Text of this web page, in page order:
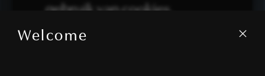
Welcome
gebruik van cookies.
We gebruiken cookies om inhoud en